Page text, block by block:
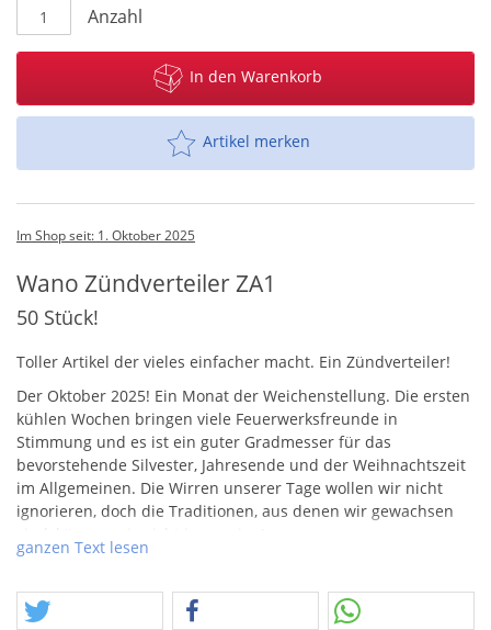
Anzahl
In den Warenkorb
Artikel merken
Im Shop seit: 1. Oktober 2025
Wano Zündverteiler ZA1
50 Stück!
Toller Artikel der vieles einfacher macht. Ein Zündverteiler!
Der Oktober 2025! Ein Monat der Weichenstellung. Die ersten
kühlen Wochen bringen viele Feuerwerksfreunde in
Stimmung und es ist ein guter Gradmesser für das
bevorstehende Silvester, Jahresende und der Weihnachtszeit
im Allgemeinen. Die Wirren unserer Tage wollen wir nicht
ignorieren, doch die Traditionen, aus denen wir gewachsen
mögen, festhalten wen und was wir lieben.
ganzen Text lesen